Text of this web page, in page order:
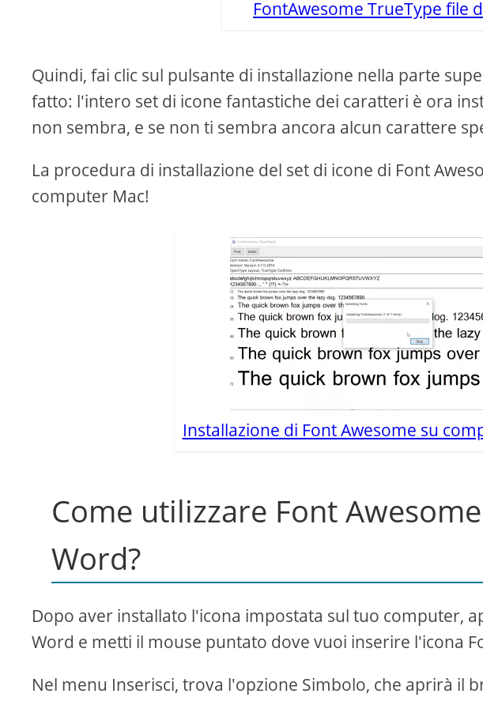
FontAwesome TrueType file
Quindi, fai clic sul pulsante di installazione nella parte
fatto: l'intero set di icone fantastiche dei caratteri è ora
non sembra, e se non ti sembra ancora alcun carattere
La procedura di installazione del set di icone di Font
computer Mac!
Installazione di Font Awesome su
Come utilizzare Font
Word?
Dopo aver installato l'icona impostata sul tuo computer,
Word e metti il ​​mouse puntato dove vuoi inserire l'icona
Nel menu Inserisci, trova l'opzione Simbolo, che aprirà il